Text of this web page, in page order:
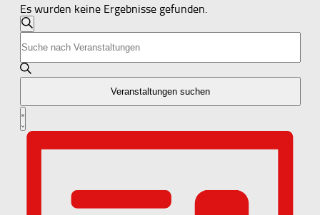
Es wurden keine Ergebnisse gefunden.
Veranstaltungen
Suche
und
Navigation
Suche
Schlüsselwort
eingeben.
Suche
Veranstaltungen
Schlüsselwort.
Veranstaltungen suchen
Veranstaltung
Ansichten-
Navigation
Liste